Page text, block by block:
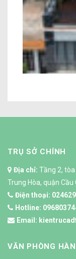
TRỤ SỞ CHÍNH
Địa chỉ: Tầng 2,
Trung Hòa, quận Cầu
Điện thoại:
Hotline:
Email:
VĂN PHÒNG